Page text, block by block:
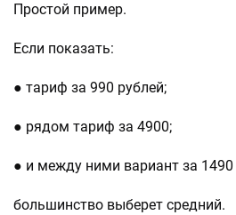
Простой пример.
Если показать:
● тариф за 990 рублей;
● рядом тариф за 4900;
● и между ними вариант за 1490
большинство выберет средний.